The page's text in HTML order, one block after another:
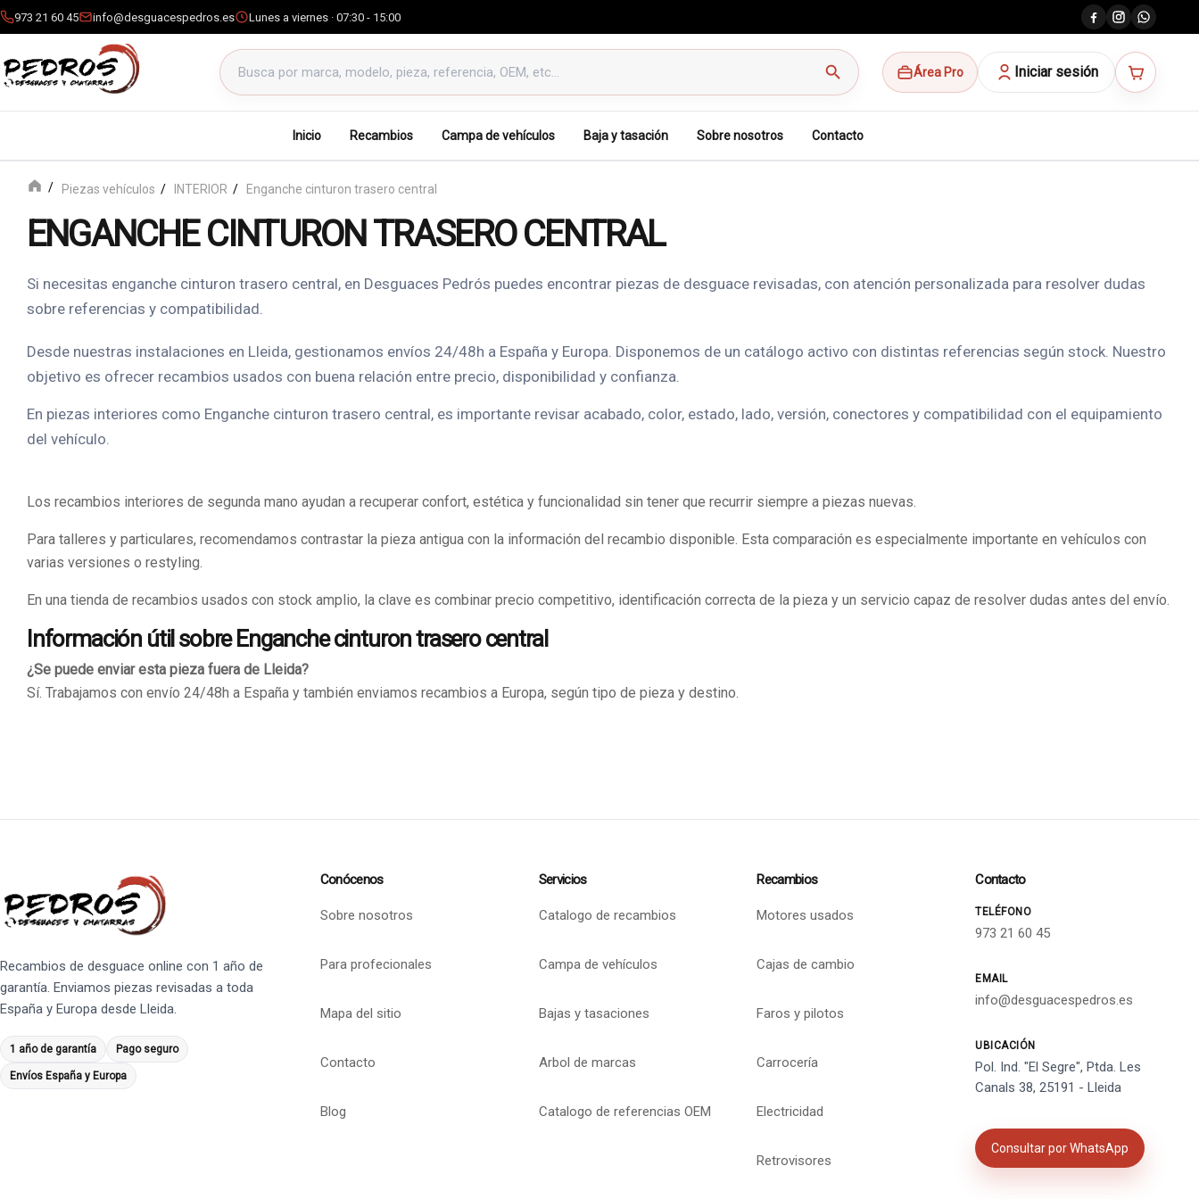
973 21 60 45 info@desguacespedros.es Lunes a viernes · 07:30 - 15:00
Buscar productos
search Área Pro Iniciar sesión
Inicio Recambios Campa de vehículos Baja y tasación Sobre nosotros Contacto
Piezas vehículos INTERIOR Enganche cinturon trasero central
ENGANCHE CINTURON TRASERO CENTRAL
Si necesitas enganche cinturon trasero central, en Desguaces Pedrós puedes encontrar piezas de desguace revisadas, con atención personalizada para resolver dudas
sobre referencias y compatibilidad.
Desde nuestras instalaciones en Lleida, gestionamos envíos 24/48h a España y Europa. Disponemos de un catálogo activo con distintas referencias según stock. Nuestro
objetivo es ofrecer recambios usados con buena relación entre precio, disponibilidad y confianza.
En piezas interiores como Enganche cinturon trasero central, es importante revisar acabado, color, estado, lado, versión, conectores y compatibilidad con el equipamiento
del vehículo.
Los recambios interiores de segunda mano ayudan a recuperar confort, estética y funcionalidad sin tener que recurrir siempre a piezas nuevas.
Para talleres y particulares, recomendamos contrastar la pieza antigua con la información del recambio disponible. Esta comparación es especialmente importante en vehículos con
varias versiones o restyling.
En una tienda de recambios usados con stock amplio, la clave es combinar precio competitivo, identificación correcta de la pieza y un servicio capaz de resolver dudas antes del envío.
Información útil sobre Enganche cinturon trasero central
¿Se puede enviar esta pieza fuera de Lleida?
Sí. Trabajamos con envío 24/48h a España y también enviamos recambios a Europa, según tipo de pieza y destino.
Recambios de desguace online con 1 año de
garantía. Enviamos piezas revisadas a toda
España y Europa desde Lleida.
1 año de garantía Pago seguro
Envíos España y Europa
Conócenos
Sobre nosotros
Para profecionales
Mapa del sitio
Contacto
Blog
Servicios
Catalogo de recambios
Campa de vehículos
Bajas y tasaciones
Arbol de marcas
Catalogo de referencias OEM
Recambios
Motores usados
Cajas de cambio
Faros y pilotos
Carrocería
Electricidad
Retrovisores
Contacto
TELÉFONO
973 21 60 45
EMAIL
info@desguacespedros.es
UBICACIÓN
Pol. Ind. "El Segre", Ptda. Les
Canals 38, 25191 - Lleida
Consultar por WhatsApp